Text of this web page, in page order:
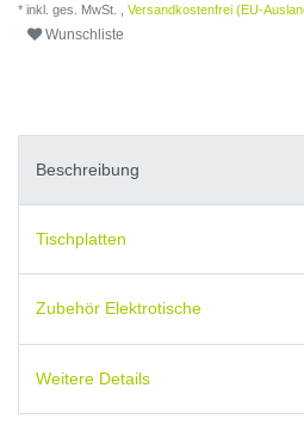
* inkl. ges. MwSt. , Versandkostenfrei (EU-
Wunschliste
Beschreibung
Tischplatten
Zubehör Elektrotische
Weitere Details